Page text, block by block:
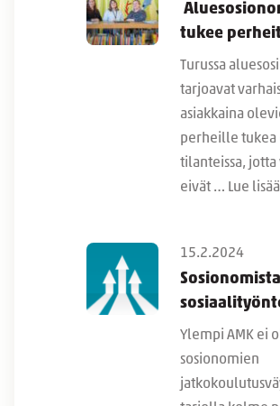
tukee
Turussa
tarjoavat
asiakkaina
perheille tukea
tilanteissa,
eivät … Lue lisää
15.2.2024
Sosionomista
Ylempi AMK ei
sosionomien